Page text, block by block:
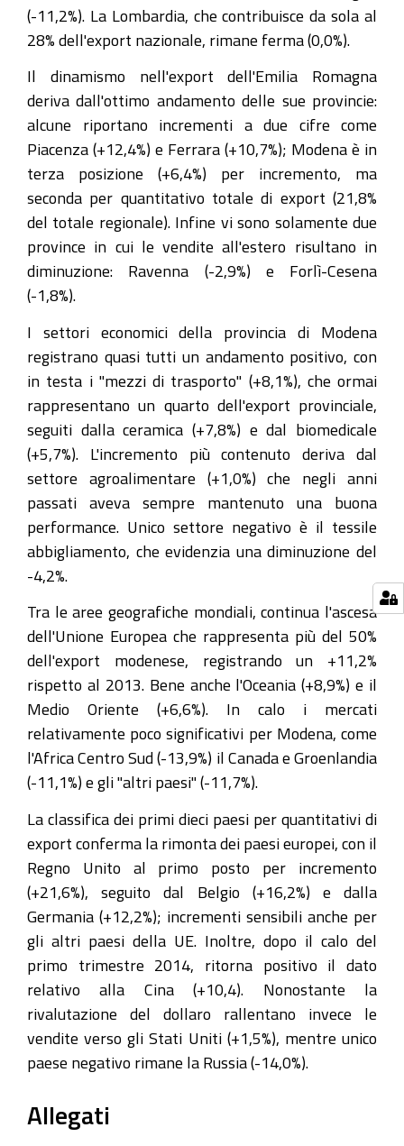
(-11,2%). La Lombardia, che contribuisce da sola al
28% dell'export nazionale, rimane ferma (0,0%).
Il dinamismo nell'export dell'Emilia Romagna
deriva dall'ottimo andamento delle sue provincie:
alcune riportano incrementi a due cifre come
Piacenza (+12,4%) e Ferrara (+10,7%); Modena è in
terza posizione (+6,4%) per incremento, ma
seconda per quantitativo totale di export (21,8%
del totale regionale). Infine vi sono solamente due
province in cui le vendite all'estero risultano in
diminuzione: Ravenna (-2,9%) e Forlì-Cesena
(-1,8%).
I settori economici della provincia di Modena
registrano quasi tutti un andamento positivo, con
in testa i "mezzi di trasporto" (+8,1%), che ormai
rappresentano un quarto dell'export provinciale,
seguiti dalla ceramica (+7,8%) e dal biomedicale
(+5,7%). L'incremento più contenuto deriva dal
settore agroalimentare (+1,0%) che negli anni
passati aveva sempre mantenuto una buona
performance. Unico settore negativo è il tessile
abbigliamento, che evidenzia una diminuzione del
-4,2%.
Tra le aree geografiche mondiali, continua l'ascesa
dell'Unione Europea che rappresenta più del 50%
dell'export modenese, registrando un +11,2%
rispetto al 2013. Bene anche l'Oceania (+8,9%) e il
Medio Oriente (+6,6%). In calo i mercati
relativamente poco significativi per Modena, come
l'Africa Centro Sud (-13,9%) il Canada e Groenlandia
(-11,1%) e gli "altri paesi" (-11,7%).
La classifica dei primi dieci paesi per quantitativi di
export conferma la rimonta dei paesi europei, con il
Regno Unito al primo posto per incremento
(+21,6%), seguito dal Belgio (+16,2%) e dalla
Germania (+12,2%); incrementi sensibili anche per
gli altri paesi della UE. Inoltre, dopo il calo del
primo trimestre 2014, ritorna positivo il dato
relativo alla Cina (+10,4). Nonostante la
rivalutazione del dollaro rallentano invece le
vendite verso gli Stati Uniti (+1,5%), mentre unico
paese negativo rimane la Russia (-14,0%).
Allegati